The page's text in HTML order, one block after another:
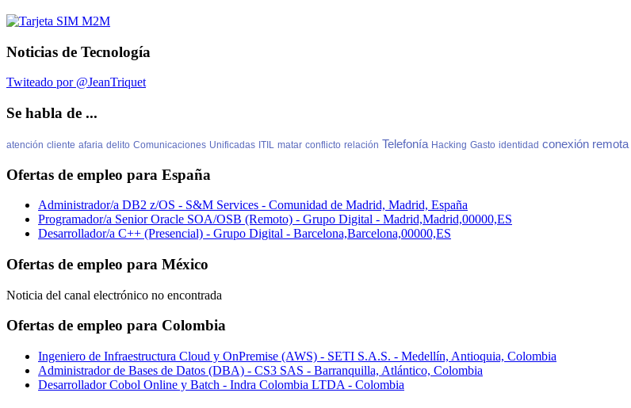
Noticias de Tecnología
Twiteado por @JeanTriquet
Se habla de ...
atención cliente afaria delito Comunicaciones Unificadas ITIL matar conflicto relación Telefonía Hacking Gasto identidad conexión remota
Ofertas de empleo para España
Administrador/a DB2 z/OS - S&M Services - Comunidad de Madrid, Madrid, España
Programador/a Senior Oracle SOA/OSB (Remoto) - Grupo Digital - Madrid,Madrid,00000,ES
Desarrollador/a C++ (Presencial) - Grupo Digital - Barcelona,Barcelona,00000,ES
Ofertas de empleo para México
Noticia del canal electrónico no encontrada
Ofertas de empleo para Colombia
Ingeniero de Infraestructura Cloud y OnPremise (AWS) - SETI S.A.S. - Medellín, Antioquia, Colombia
Administrador de Bases de Datos (DBA) - CS3 SAS - Barranquilla, Atlántico, Colombia
Desarrollador Cobol Online y Batch - Indra Colombia LTDA - Colombia